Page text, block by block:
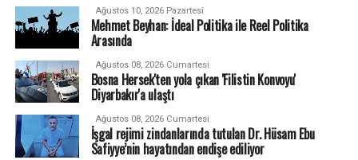
Ağustos 10, 2026 Pazartesi
Mehmet Beyhan: İdeal Politika ile Reel Politika
Arasında
Ağustos 08, 2026 Cumartesi
Bosna Hersek'ten yola çıkan 'Filistin Konvoyu'
Diyarbakır'a ulaştı
Ağustos 08, 2026 Cumartesi
İşgal rejimi zindanlarında tutulan Dr. Hüsam Ebu
Safiyye’nin hayatından endişe ediliyor